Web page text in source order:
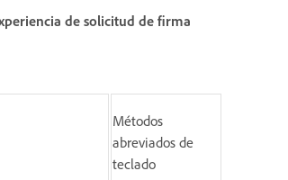
de solicitud de firma
Métodos
abreviados de
teclado